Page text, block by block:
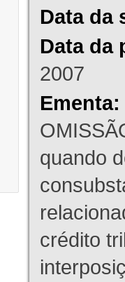
Data da
Data da
2007
Ementa:
quando
crédito